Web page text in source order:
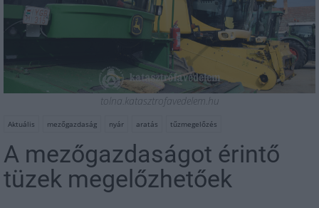
tolna.katasztrofavedelem.hu
Aktuális mezőgazdaság nyár aratás tűzmegelőzés
A mezőgazdaságot érintő
tüzek megelőzhetőek